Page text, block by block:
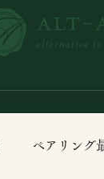
ペアリング